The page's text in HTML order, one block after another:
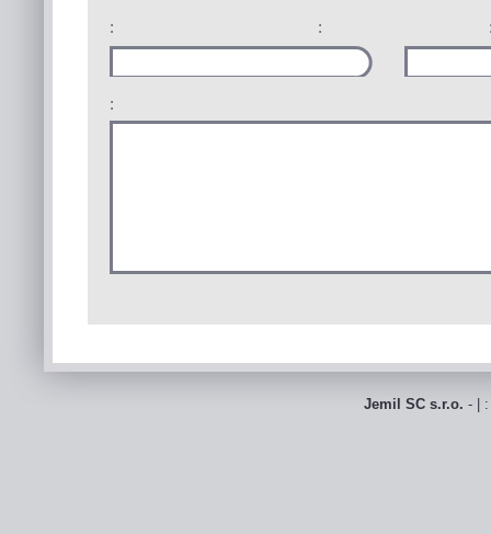
: :
:
Jemil SC s.r.o. - |